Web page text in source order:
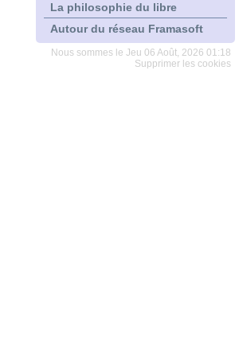
La philosophie du libre
Autour du réseau Framasoft
Nous sommes le Jeu 06 Août, 2026 01:18
Supprimer les cookies